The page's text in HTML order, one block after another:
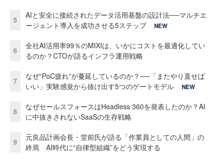
5
AIと安全に接続されたデータ活用基盤の設計法──マルチエ
ージェント導入を成功させる5ステップ
NEW
6
全社AI活用率99％のMIXIは、いかにコストを最適化してい
るのか？CTOが語るインフラ運用戦略
7
なぜ“PoC疲れ”が蔓延しているのか？──「またやり直せば
いい」実験感覚から抜け出す5つのゲートモデル
NEW
8
なぜセールスフォースはHeadless 360を発表したのか？AI
に中抜きされないSaaSの生存戦略
9
元良品計画会長・堂前氏が語る「作業員としての人間」の
終焉 AI時代に“自律型組織”をどう実現する